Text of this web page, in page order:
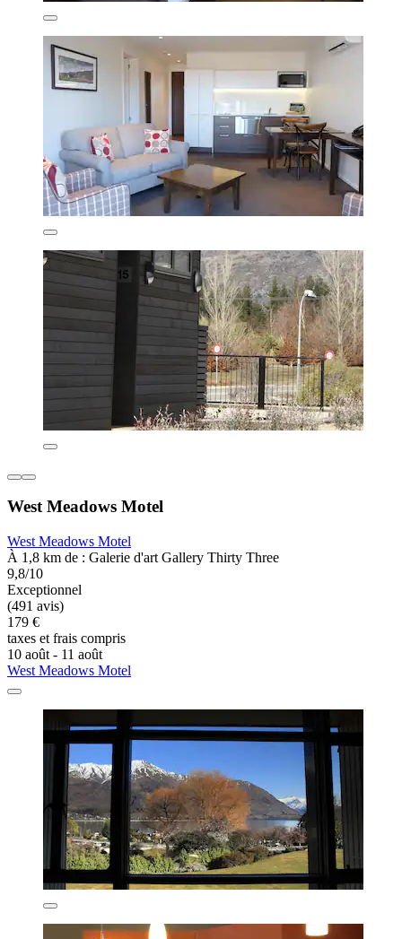
West Meadows Motel
West Meadows Motel
À 1,8 km de : Galerie d'art Gallery Thirty Three
9,8/10
Exceptionnel
(491 avis)
179 €
taxes et frais compris
10 août - 11 août
West Meadows Motel